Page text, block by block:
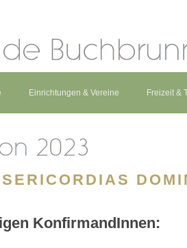
Einrichtungen & Vereine Freizeit &
KonfirmandInnen: